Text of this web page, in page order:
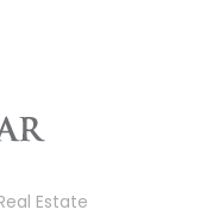
Estate